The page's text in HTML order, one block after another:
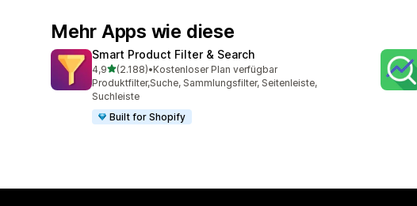
Mehr Apps wie diese
Smart Product Filter & Search
4,9von 5 Sternen
(2.188)
2188 Rezensionen insgesamt
•Kostenloser Plan verfügbar
Produktfilter,Suche, Sammlungsfilter, Seitenleiste,
Suchleiste
Built for Shopify